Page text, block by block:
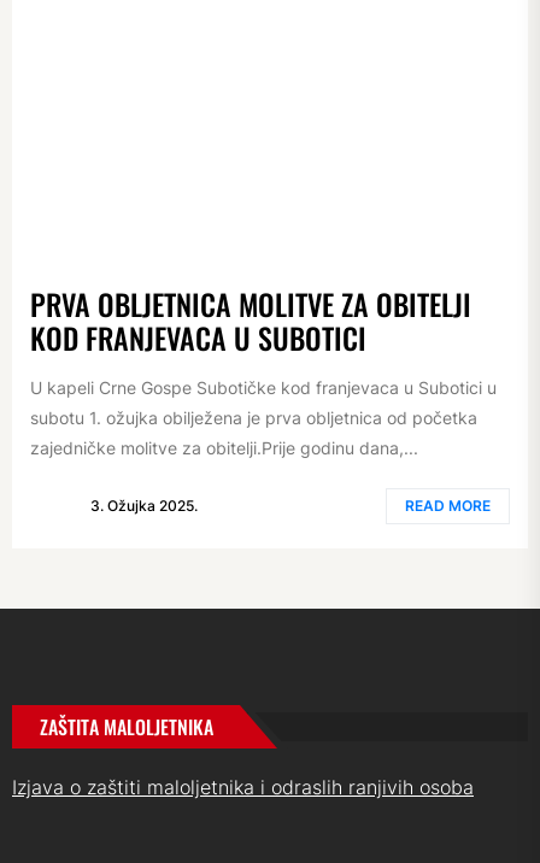
PRVA OBLJETNICA MOLITVE ZA OBITELJI
KOD FRANJEVACA U SUBOTICI
U kapeli Crne Gospe Subotičke kod franjevaca u Subotici u
subotu 1. ožujka obilježena je prva obljetnica od početka
zajedničke molitve za obitelji.Prije godinu dana,...
3. Ožujka 2025. READ MORE
ZAŠTITA MALOLJETNIKA
Izjava o zaštiti maloljetnika i odraslih ranjivih osoba